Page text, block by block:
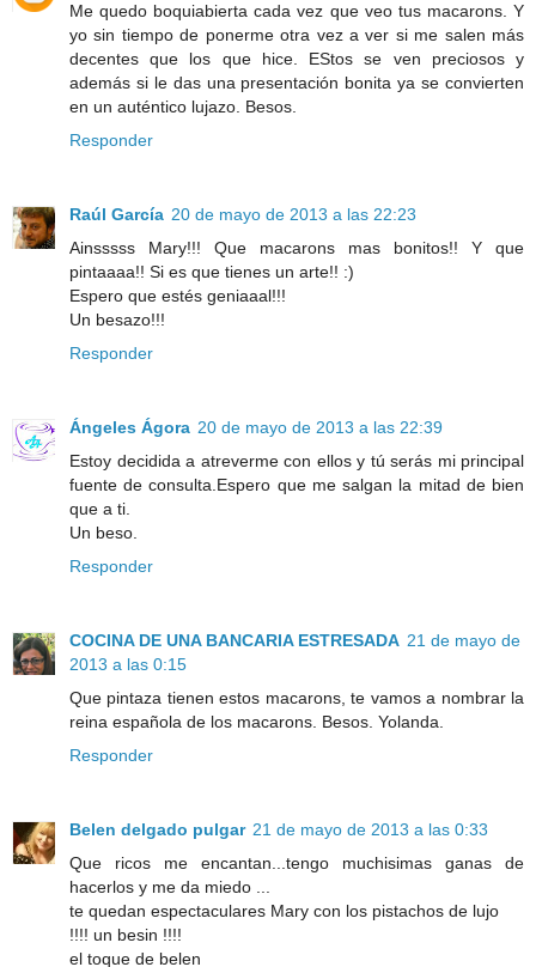
Me quedo boquiabierta cada vez que veo tus macarons. Y
yo sin tiempo de ponerme otra vez a ver si me salen más
decentes que los que hice. EStos se ven preciosos y
además si le das una presentación bonita ya se convierten
en un auténtico lujazo. Besos.
Responder
Raúl García 20 de mayo de 2013 a las 22:23
Ainsssss Mary!!! Que macarons mas bonitos!! Y que
pintaaaa!! Si es que tienes un arte!! :)
Espero que estés geniaaal!!!
Un besazo!!!
Responder
Ángeles Ágora 20 de mayo de 2013 a las 22:39
Estoy decidida a atreverme con ellos y tú serás mi principal
fuente de consulta.Espero que me salgan la mitad de bien
que a ti.
Un beso.
Responder
COCINA DE UNA BANCARIA ESTRESADA 21 de mayo de
2013 a las 0:15
Que pintaza tienen estos macarons, te vamos a nombrar la
reina española de los macarons. Besos. Yolanda.
Responder
Belen delgado pulgar 21 de mayo de 2013 a las 0:33
Que ricos me encantan...tengo muchisimas ganas de
hacerlos y me da miedo ...
te quedan espectaculares Mary con los pistachos de lujo
!!!! un besin !!!!
el toque de belen